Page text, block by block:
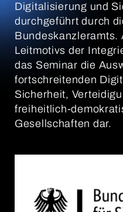
Digitalisierung und
durchgeführt durch
Bundeskanzleramts.
Leitmotivs der
das Seminar die
fortschreitenden
Sicherheit,
freiheitlich-
Gesellschaften dar.